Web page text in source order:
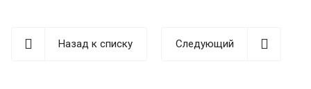
Назад к списку Следующий